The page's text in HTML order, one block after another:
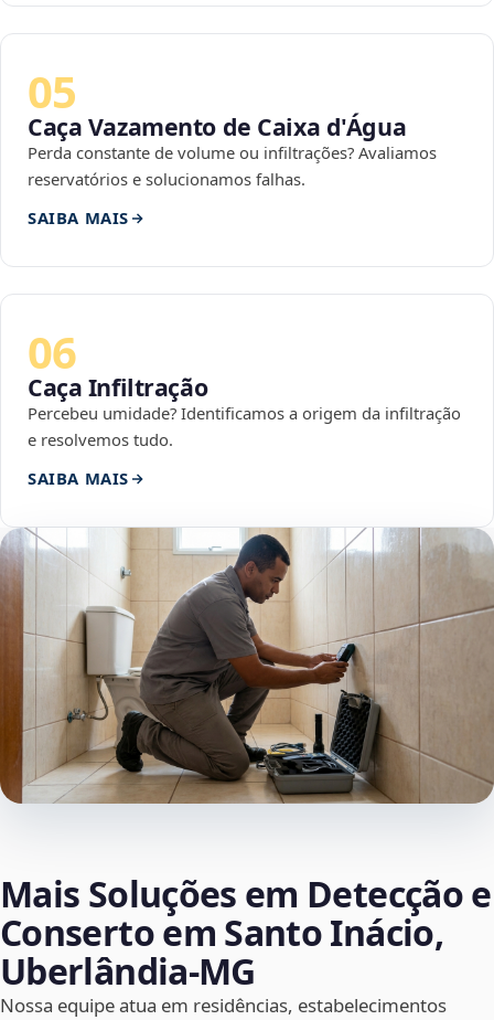
05
Caça Vazamento de Caixa d'Água
Perda constante de volume ou infiltrações? Avaliamos
reservatórios e solucionamos falhas.
SAIBA MAIS
06
Caça Infiltração
Percebeu umidade? Identificamos a origem da infiltração
e resolvemos tudo.
SAIBA MAIS
Mais Soluções em Detecção e
Conserto em Santo Inácio,
Uberlândia‑MG
Nossa equipe atua em residências, estabelecimentos